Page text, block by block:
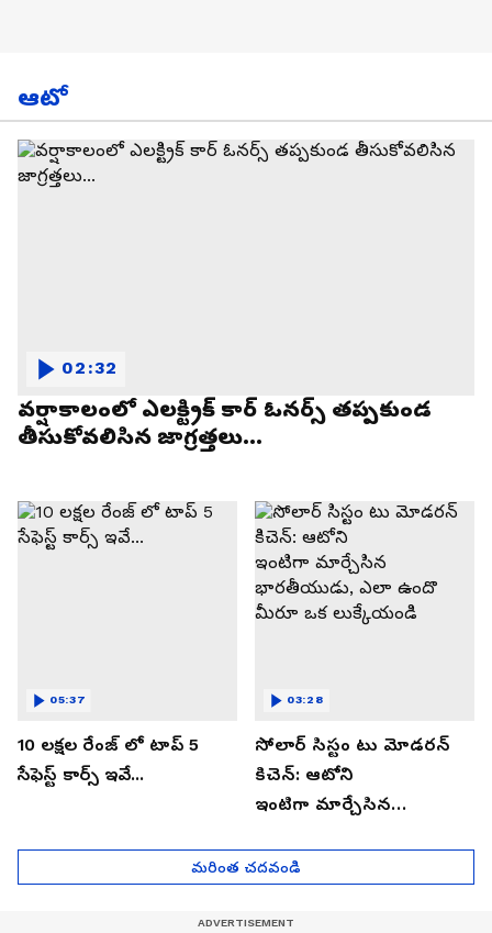
ఆటో
వర్షాకాలంలో ఎలక్ట్రిక్ కార్ ఓనర్స్ తప్పకుండ
తీసుకోవలిసిన జాగ్రత్తలు...
02:32
10 లక్షల రేంజ్ లో టాప్ 5
సేఫెస్ట్ కార్స్ ఇవే...
05:37
సోలార్ సిస్టం టు మోడరన్
కిచెన్: ఆటోని
ఇంటిగా మార్చేసిన
మీరూ ఒక లుక్కేయండి
03:28
మరింత చదవండి